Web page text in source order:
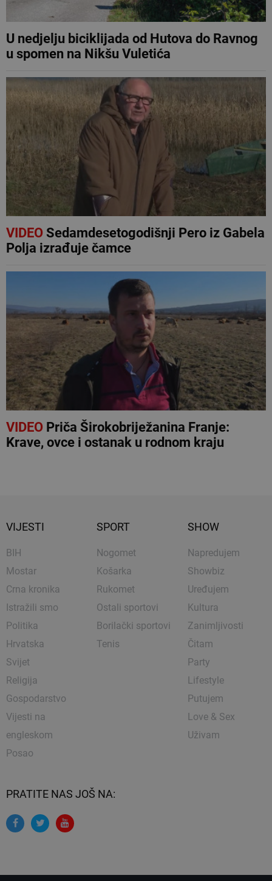
U nedjelju biciklijada od Hutova do Ravnog
u spomen na Nikšu Vuletića
VIDEOSedamdesetogodišnji Pero iz Gabela
Polja izrađuje čamce
VIDEOPriča Širokobriježanina Franje:
Krave, ovce i ostanak u rodnom kraju
VIJESTI
BIH
Mostar
Crna kronika
Istražili smo
Politika
Hrvatska
Svijet
Religija
Gospodarstvo
Vijesti na
engleskom
Posao
SPORT
Nogomet
Košarka
Rukomet
Ostali sportovi
Borilački sportovi
Tenis
SHOW
Napredujem
Showbiz
Uređujem
Kultura
Zanimljivosti
Čitam
Party
Lifestyle
Putujem
Love & Sex
Uživam
PRATITE NAS JOŠ NA: